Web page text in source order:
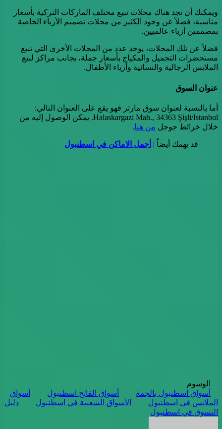
ويمكنك أن تجد هناك محلات تبيع مختلف الماركات التركية بأسعار
مناسبة، فضلاً عن وجود الكثير من محلات تصميم الأزياء الخاصة
بمصممين أزياء عالميين.
فضلاً عن تلك المحلات، يوجد عدد من المحلات الأخرى التي تبيع
مستحضرات التجميل والمكياج بأسعار جملة، بجانب مراكز لبيع
الملابس الرجالية والنسائية وأزياء الأطفال.
عنوان السوق
أما بالنسبة لعنوان سوق مارتر فهو يقع على العنوان التالي:
Halaskargazi Mah., 34363 Şişli/Istanbul. يمكن الوصول إليه من
خلال خرائط جوجل من هنا.
قد يهمك أيضاً | أجمل الاماكن في اسطنبول
الوسوم
أسواق اسطنبول بالجمة
أسواق الفاتح اسطنبول
أسواق
الملابس في اسطنبول
الأسواق الشعبية في اسطنبول
دليل
التسوق في اسطنبول